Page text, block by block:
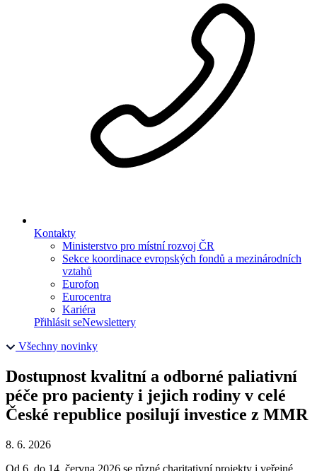
Kontakty
Ministerstvo pro místní rozvoj ČR
Sekce koordinace evropských fondů a mezinárodních
vztahů
Eurofon
Eurocentra
Kariéra
Přihlásit seNewslettery
Všechny novinky
Dostupnost kvalitní a odborné paliativní
péče pro pacienty i jejich rodiny v celé
České republice posilují investice z MMR
8. 6. 2026
Od 6. do 14. června 2026 se různé charitativní projekty i veřejné